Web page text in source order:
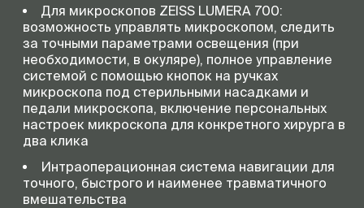
Для микроскопов ZEISS LUMERA 700:
возможность управлять микроскопом, следить
за точными параметрами освещения (при
необходимости, в окуляре), полное управление
системой с помощью кнопок на ручках
микроскопа под стерильными насадками и
педали микроскопа, включение персональных
настроек микроскопа для конкретного хирурга в
два клика
Интраоперационная система навигации для
точного, быстрого и наименее травматичного
вмешательства